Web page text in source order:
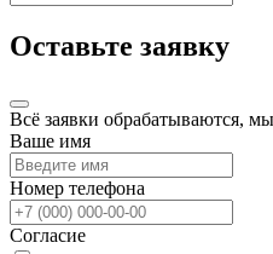
Оставьте заявку
Всё заявки обрабатываются,
Ваше имя
Номер телефона
Согласие